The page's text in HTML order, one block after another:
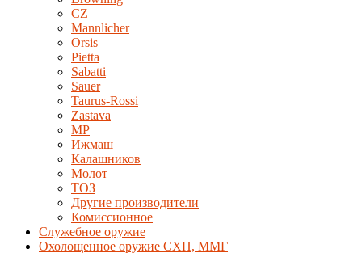
CZ
Mannlicher
Orsis
Pietta
Sabatti
Sauer
Taurus-Rossi
Zastava
MP
Ижмаш
Калашников
Молот
ТОЗ
Другие производители
Комиссионное
Служебное оружие
Охолощенное оружие СХП, ММГ